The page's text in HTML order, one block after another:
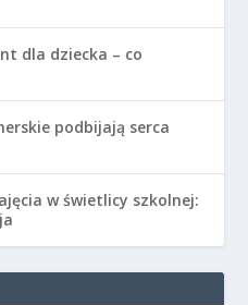
dla dziecka – co
podbijają serca
w świetlicy szkolnej: